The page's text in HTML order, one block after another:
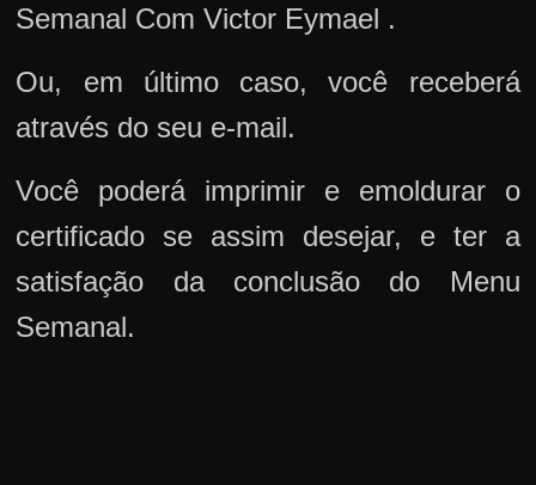
Semanal Com Victor Eymael .
Ou, em último caso, você receberá
através do seu e-mail.
Você poderá imprimir e emoldurar o
certificado se assim desejar, e ter a
satisfação da conclusão do Menu
Semanal.